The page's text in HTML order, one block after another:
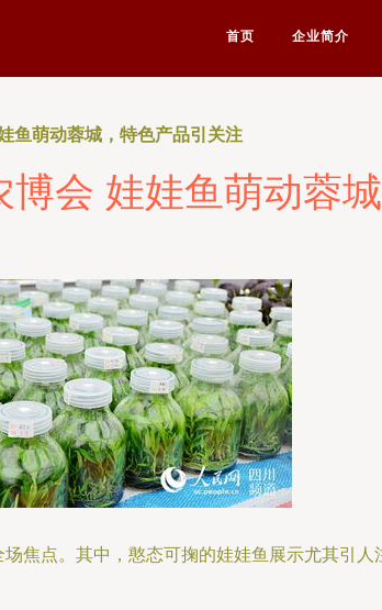
首页 企业简介
鱼萌动蓉城，特色产品引关注
会 娃娃鱼萌动蓉
焦点。其中，憨态可掬的娃娃鱼展示尤其引